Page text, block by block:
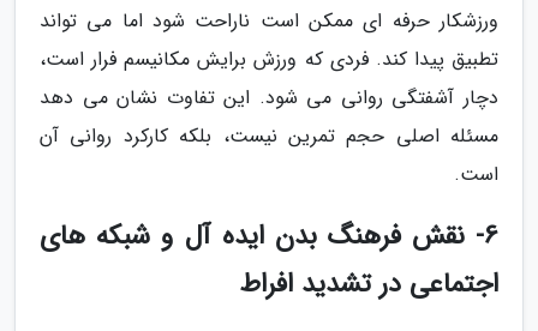
ورزشکار حرفه ای ممکن است ناراحت شود اما می تواند
تطبیق پیدا کند. فردی که ورزش برایش مکانیسم فرار است،
دچار آشفتگی روانی می شود. این تفاوت نشان می دهد
مسئله اصلی حجم تمرین نیست، بلکه کارکرد روانی آن
است.
6- نقش فرهنگ بدن ایده آل و شبکه های
اجتماعی در تشدید افراط